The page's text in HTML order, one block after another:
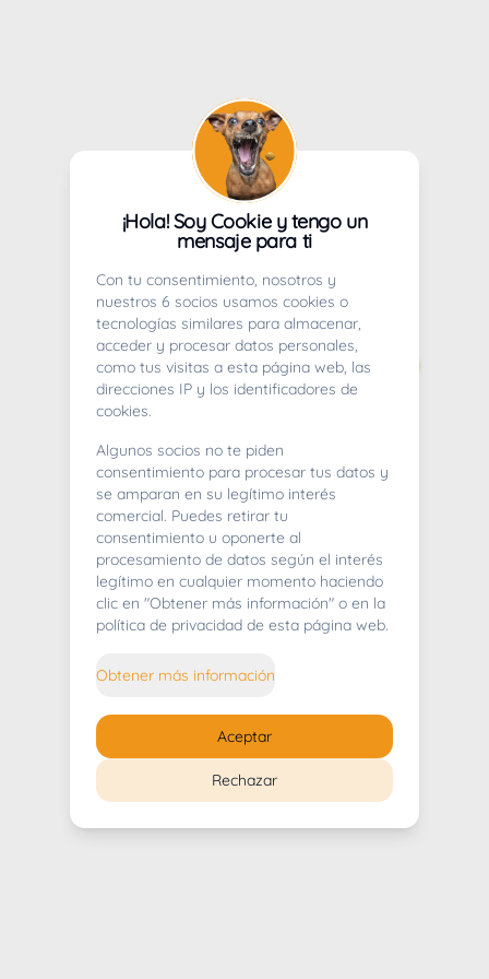
404
Whoops! Lo sentimos mucho.
¡Hola! Soy Cookie y tengo un
mensaje para ti
Con tu consentimiento, nosotros y
nuestros 6 socios usamos cookies o
tecnologías similares para almacenar,
acceder y procesar datos personales,
como tus visitas a esta página web, las
direcciones IP y los identificadores de
cookies.
Algunos socios no te piden
consentimiento para procesar tus datos y
se amparan en su legítimo interés
comercial. Puedes retirar tu
consentimiento u oponerte al
procesamiento de datos según el interés
legítimo en cualquier momento haciendo
clic en "Obtener más información" o en la
política de privacidad de esta página web.
Obtener más información
Rechazar
Aceptar